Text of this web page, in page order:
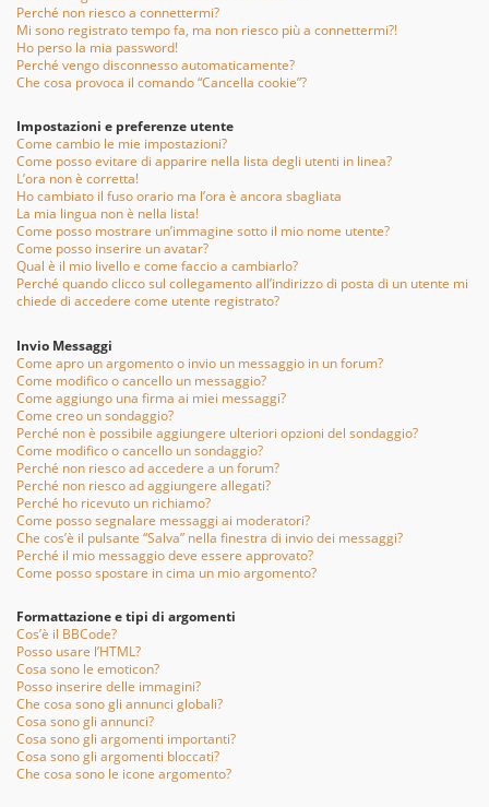
Perché non riesco a connettermi?
Mi sono registrato tempo fa, ma non riesco più a connettermi?!
Ho perso la mia password!
Perché vengo disconnesso automaticamente?
Che cosa provoca il comando “Cancella cookie”?
Impostazioni e preferenze utente
Come cambio le mie impostazioni?
Come posso evitare di apparire nella lista degli utenti in linea?
L’ora non è corretta!
Ho cambiato il fuso orario ma l’ora è ancora sbagliata
La mia lingua non è nella lista!
Come posso mostrare un’immagine sotto il mio nome utente?
Come posso inserire un avatar?
Qual è il mio livello e come faccio a cambiarlo?
Perché quando clicco sul collegamento all’indirizzo di posta di un utente mi
chiede di accedere come utente registrato?
Invio Messaggi
Come apro un argomento o invio un messaggio in un forum?
Come modifico o cancello un messaggio?
Come aggiungo una firma ai miei messaggi?
Come creo un sondaggio?
Perché non è possibile aggiungere ulteriori opzioni del sondaggio?
Come modifico o cancello un sondaggio?
Perché non riesco ad accedere a un forum?
Perché non riesco ad aggiungere allegati?
Perché ho ricevuto un richiamo?
Come posso segnalare messaggi ai moderatori?
Che cos’è il pulsante “Salva” nella finestra di invio dei messaggi?
Perché il mio messaggio deve essere approvato?
Come posso spostare in cima un mio argomento?
Formattazione e tipi di argomenti
Cos’è il BBCode?
Posso usare l’HTML?
Cosa sono le emoticon?
Posso inserire delle immagini?
Che cosa sono gli annunci globali?
Cosa sono gli annunci?
Cosa sono gli argomenti importanti?
Cosa sono gli argomenti bloccati?
Che cosa sono le icone argomento?